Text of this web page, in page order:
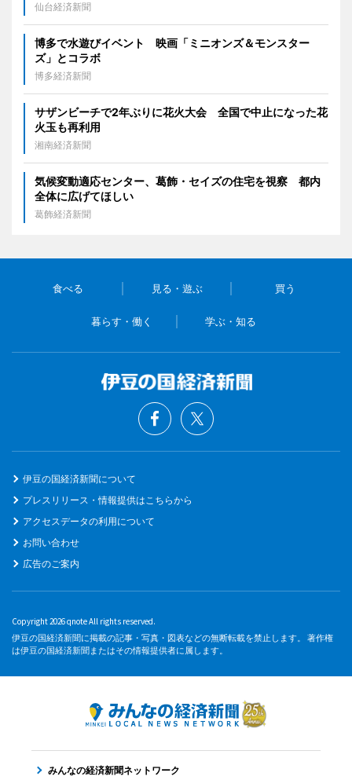
仙台経済新聞
博多で水遊びイベント 映画「ミニオンズ＆モンスター
ズ」とコラボ
博多経済新聞
サザンビーチで2年ぶりに花火大会 全国で中止になった花
火玉も再利用
湘南経済新聞
気候変動適応センター、葛飾・セイズの住宅を視察 都内
全体に広げてほしい
葛飾経済新聞
食べる 見る・遊ぶ 買う
暮らす・働く 学ぶ・知る
伊豆の国経済新聞について
プレスリリース・情報提供はこちらから
アクセスデータの利用について
お問い合わせ
広告のご案内
Copyright 2026 qnote All rights reserved.
伊豆の国経済新聞に掲載の記事・写真・図表などの無断転載を禁止します。 著作権
は伊豆の国経済新聞またはその情報提供者に属します。
みんなの経済新聞ネットワーク